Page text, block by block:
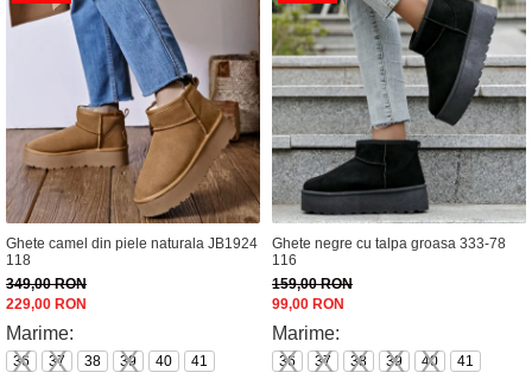
Ghete camel din piele naturala JB1924
118
349,00 RON
229,00 RON
Marime:
36 37 38 39 40 41
Ghete negre cu talpa groasa 333-78
116
159,00 RON
99,00 RON
Marime:
36 37 38 39 40 41